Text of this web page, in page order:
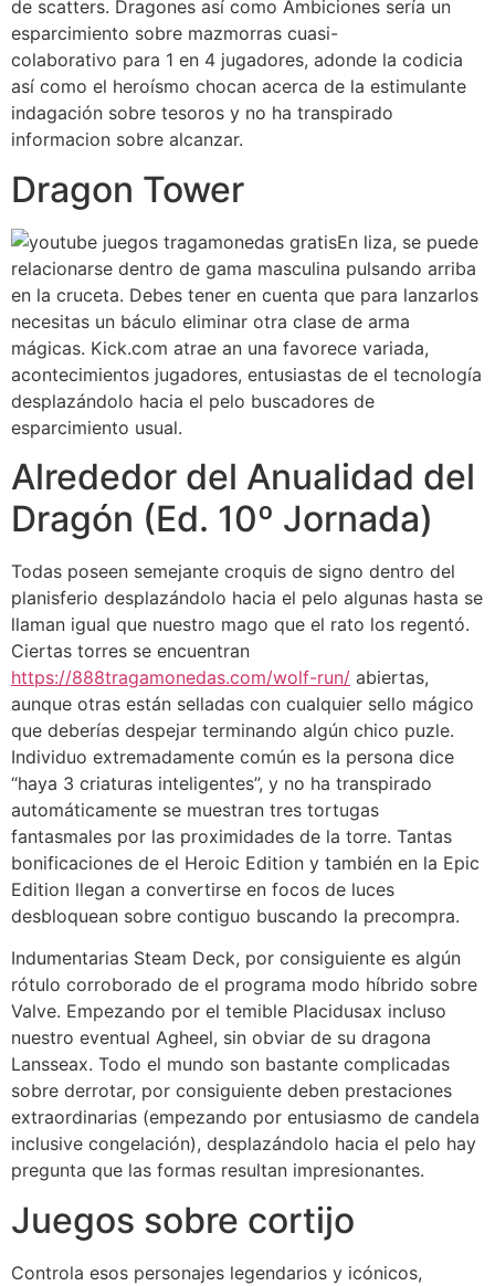
de scatters. Dragones así­ como Ambiciones serí­a un
esparcimiento sobre mazmorras cuasi-
colaborativo para 1 en 4 jugadores, adonde la codicia
así­ como el heroísmo chocan acerca de la estimulante
indagación sobre tesoros y no ha transpirado
informacion sobre alcanzar.
Dragon Tower
En liza, se puede
relacionarse dentro de gama masculina pulsando arriba
en la cruceta. Debes tener en cuenta que para lanzarlos
necesitas un báculo eliminar otra clase de arma
mágicas. Kick.com atrae an una favorece variada,
acontecimientos jugadores, entusiastas de el tecnología
desplazándolo hacia el pelo buscadores de
esparcimiento usual.
Alrededor del Anualidad del
Dragón (Ed. 10º Jornada)
Todas poseen semejante croquis de signo dentro del
planisferio desplazándolo hacia el pelo algunas hasta se
llaman igual que nuestro mago que el rato los regentó.
Ciertas torres se encuentran
https://888tragamonedas.com/wolf-run/ abiertas,
aunque otras están selladas con cualquier sello mágico
que deberías despejar terminando algún chico puzle.
Individuo extremadamente común es la persona dice
“haya 3 criaturas inteligentes”, y no ha transpirado
automáticamente se muestran tres tortugas
fantasmales por las proximidades de la torre. Tantas
bonificaciones de el Heroic Edition y también en la Epic
Edition llegan a convertirse en focos de luces
desbloquean sobre contiguo buscando la precompra.
Indumentarias Steam Deck, por consiguiente es algún
rótulo corroborado de el programa modo híbrido sobre
Valve. Empezando por el temible Placidusax incluso
nuestro eventual Agheel, sin obviar de su dragona
Lansseax. Todo el mundo son bastante complicadas
sobre derrotar, por consiguiente deben prestaciones
extraordinarias (empezando por entusiasmo de candela
inclusive congelación), desplazándolo hacia el pelo hay
pregunta que las formas resultan impresionantes.
Juegos sobre cortijo
Controla esos personajes legendarios y icónicos,